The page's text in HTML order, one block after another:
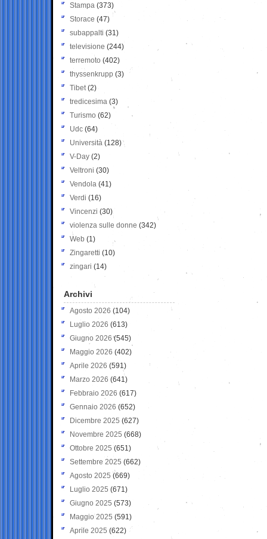
Stampa (373)
Storace (47)
subappalti (31)
televisione(244)
terremoto (402)
thyssenkrupp (3)
Tibet(2)
tredicesima (3)
Turismo (62)
Udc (64)
Università (128)
V-Day (2)
Veltroni (30)
Vendola (41)
Verdi (16)
Vincenzi (30)
violenza sulle donne (342)
Web (1)
Zingaretti (10)
zingari (14)
Archivi
Agosto 2026 (104)
Luglio 2026 (613)
Giugno 2026 (545)
Maggio 2026 (402)
Aprile 2026 (591)
Marzo 2026 (641)
Febbraio 2026 (617)
Gennaio 2026 (652)
Dicembre 2025 (627)
Novembre 2025 (668)
Ottobre 2025 (651)
Settembre 2025 (662)
Agosto 2025 (669)
Luglio 2025 (671)
Giugno 2025 (573)
Maggio 2025 (591)
Aprile 2025 (622)